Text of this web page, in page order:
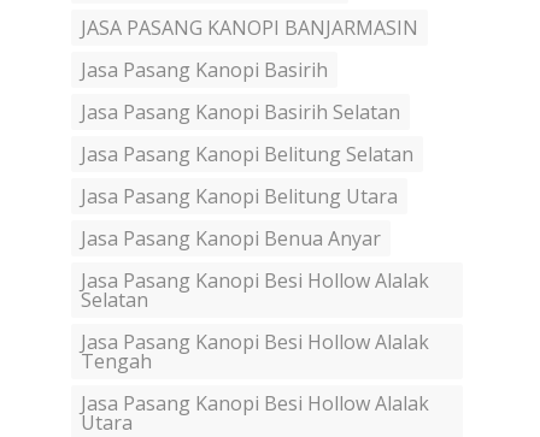
JASA PASANG KANOPI BANJARMASIN
Jasa Pasang Kanopi Basirih
Jasa Pasang Kanopi Basirih Selatan
Jasa Pasang Kanopi Belitung Selatan
Jasa Pasang Kanopi Belitung Utara
Jasa Pasang Kanopi Benua Anyar
Jasa Pasang Kanopi Besi Hollow Alalak
Selatan
Jasa Pasang Kanopi Besi Hollow Alalak
Tengah
Jasa Pasang Kanopi Besi Hollow Alalak
Utara